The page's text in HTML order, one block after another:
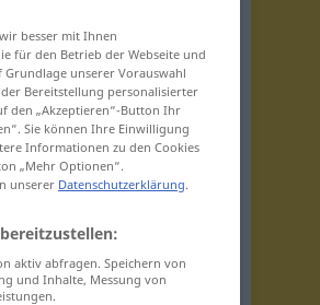
besser mit Ihnen
für den Betrieb der Webseite und
unserer Vorauswahl
Bereitstellung personalisierter
den „Akzeptieren“-Button Ihr
Sie können Ihre Einwilligung
Informationen zu den Cookies
„Mehr Optionen“.
unserer Datenschutzerklärung.
aktiv abfragen. Speichern von
und Inhalte, Messung von